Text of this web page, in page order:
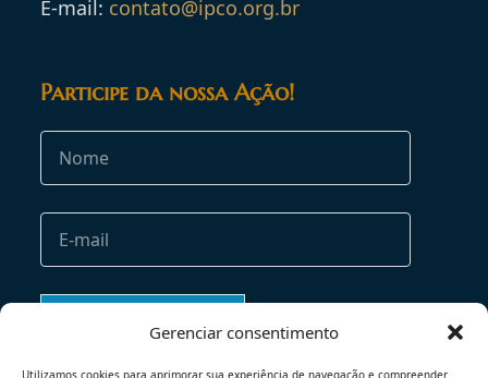
Gerenciar consentimento
Utilizamos cookies para aprimorar sua experiência de navegação e compreender
E-mail: contato@ipco.org.br
Participe da nossa Ação!